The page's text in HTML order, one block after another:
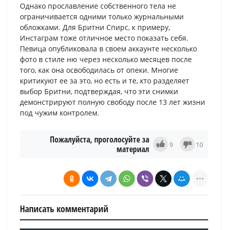
Однако прославление собственного тела не
ограничивается одними только журнальными
обложками. Для Бритни Спирс, к примеру,
Инстаграм тоже отличное место показать себя.
Певица опубликовала в своем аккаунте несколько
фото в стиле ню через несколько месяцев после
того, как она освободилась от опеки. Многие
критикуют ее за это, но есть и те, кто разделяет
выбор Бритни, подтверждая, что эти снимки
демонстрируют полную свободу после 13 лет жизни
под чужим контролем.
Пожалуйста, проголосуйте за
материал
9 10
Написать комментарий